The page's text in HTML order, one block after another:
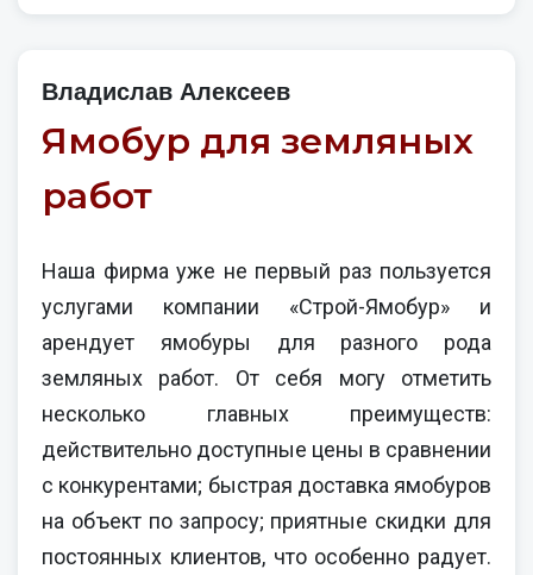
Владислав Алексеев
Ямобур для земляных
работ
Наша фирма уже не первый раз пользуется
услугами компании «Строй-Ямобур» и
арендует ямобуры для разного рода
земляных работ. От себя могу отметить
несколько главных преимуществ:
действительно доступные цены в сравнении
с конкурентами; быстрая доставка ямобуров
на объект по запросу; приятные скидки для
постоянных клиентов, что особенно радует.